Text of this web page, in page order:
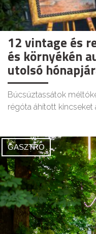
12 vintage és
és környékén
utolsó
Búcsúztassátok
régóta áhított kincseket
GASZTRO